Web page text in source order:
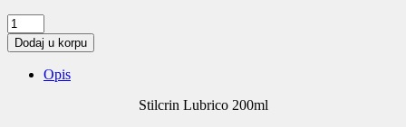
Stilcrin
Lubrico
200ml
quantity
Dodaj u korpu
Opis
Stilcrin Lubrico 200ml